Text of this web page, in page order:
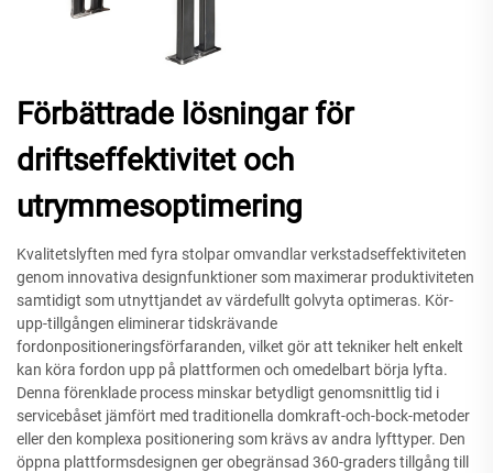
Förbättrade lösningar för
driftseffektivitet och
utrymmesoptimering
Kvalitetslyften med fyra stolpar omvandlar verkstadseffektiviteten
genom innovativa designfunktioner som maximerar produktiviteten
samtidigt som utnyttjandet av värdefullt golvyta optimeras. Kör-
upp-tillgången eliminerar tidskrävande
fordonpositioneringsförfaranden, vilket gör att tekniker helt enkelt
kan köra fordon upp på plattformen och omedelbart börja lyfta.
Denna förenklade process minskar betydligt genomsnittlig tid i
servicebåset jämfört med traditionella domkraft-och-bock-metoder
eller den komplexa positionering som krävs av andra lyfttyper. Den
öppna plattformsdesignen ger obegränsad 360-graders tillgång till